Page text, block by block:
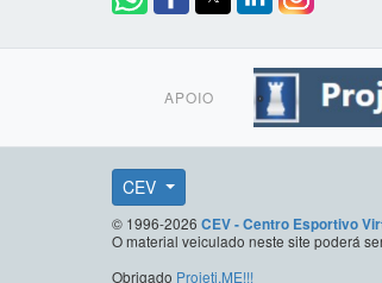
APOIO
CEV
© 1996-2026 CEV - Centro Esportivo
O material veiculado neste site poderá
Obrigado Projeti.ME!!!